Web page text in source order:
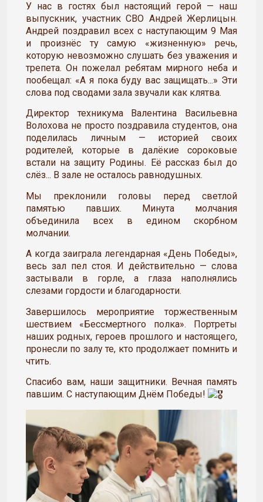
У нас в гостях был настоящий герой — наш
выпускник, участник СВО Андрей Жерлицын.
Андрей поздравил всех с наступающим 9 Мая
и произнёс ту самую «жизненную» речь,
которую невозможно слушать без уважения и
трепета. Он пожелал ребятам мирного неба и
пообещал: «А я пока буду вас защищать...» Эти
слова под сводами зала звучали как клятва.
Директор техникума Валентина Васильевна
Волохова не просто поздравила студентов, она
поделилась личным — историей своих
родителей, которые в далёкие сороковые
встали на защиту Родины. Её рассказ был до
слёз... В зале не осталось равнодушных.
Мы преклонили головы перед светлой
памятью павших. Минута молчания
объединила всех в едином скорбном
молчании.
А когда заиграла легендарная «День Победы»,
весь зал пел стоя. И действительно — слова
застывали в горле, а глаза наполнялись
слезами гордости и благодарности.
Завершилось мероприятие торжественным
шествием «Бессмертного полка». Портреты
наших родных, героев прошлого и настоящего,
пронесли по залу те, кто продолжает помнить и
чтить.
Спасибо вам, наши защитники. Вечная память
павшим. С наступающим Днём Победы!